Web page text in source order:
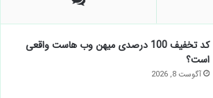
کد تخفیف 100 درصدی میهن وب هاست واقعی
است؟
آگوست 8, 2026